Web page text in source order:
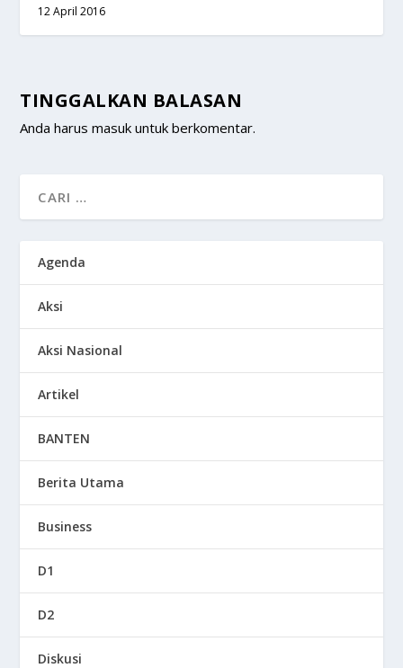
12 April 2016
TINGGALKAN BALASAN
Anda harusmasuk untuk berkomentar.
Agenda
Aksi
Aksi Nasional
Artikel
BANTEN
Berita Utama
Business
D1
D2
Diskusi